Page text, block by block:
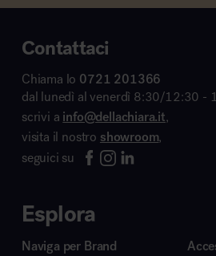
Contattaci
Chiama lo 0721 201366
dal lunedì al venerdì 8:30/12:30 -
scrivi a info@dellachiara.it,
visita il nostro showroom,
seguici su
Esplora
Naviga per Brand